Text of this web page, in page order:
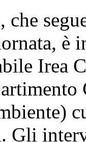
è
Irea
Gli